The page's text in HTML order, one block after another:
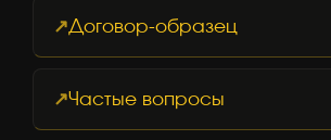
Договор-образец
Частые вопросы